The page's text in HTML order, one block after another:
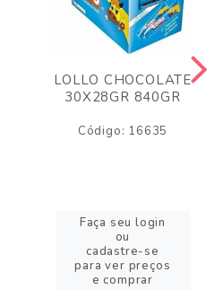
LOLLO CHOCOLATE
30X28GR 840GR
Código: 16635
Faça seu login
ou
cadastre-se
para ver preços
e comprar